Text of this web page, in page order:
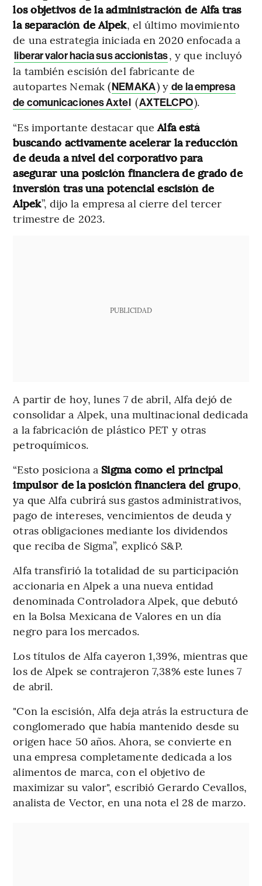
los objetivos de la administración de Alfa tras
la separación de Alpek, el último movimiento
de una estrategia iniciada en 2020 enfocada a
liberar valor hacia sus accionistas, y que incluyó
la también escisión del fabricante de
autopartes Nemak (NEMAKA) y de la empresa
de comunicaciones Axtel (AXTELCPO).
“Es importante destacar queAlfa está
buscando activamente acelerar la reducción
de deuda a nivel del corporativo para
asegurar una posición financiera de grado de
inversión tras una potencial escisión de
Alpek”, dijo la empresa al cierre del tercer
trimestre de 2023.
PUBLICIDAD
A partir de hoy, lunes 7 de abril, Alfa dejó de
consolidar a Alpek, una multinacional dedicada
a la fabricación de plástico PET y otras
petroquímicos.
“Esto posiciona a Sigma como el principal
impulsor de la posición financiera del grupo,
ya que Alfa cubrirá sus gastos administrativos,
pago de intereses, vencimientos de deuda y
otras obligaciones mediante los dividendos
que reciba de Sigma”, explicó S&P.
Alfa transfirió la totalidad de su participación
accionaria en Alpek a una nueva entidad
denominada Controladora Alpek, que debutó
en la Bolsa Mexicana de Valores en un día
negro para los mercados.
Los títulos de Alfa cayeron 1,39%, mientras que
los de Alpek se contrajeron 7,38% este lunes 7
de abril.
"Con la escisión, Alfa deja atrás la estructura de
conglomerado que había mantenido desde su
origen hace 50 años. Ahora, se convierte en
una empresa completamente dedicada a los
alimentos de marca, con el objetivo de
maximizar su valor", escribió Gerardo Cevallos,
analista de Vector, en una nota el 28 de marzo.